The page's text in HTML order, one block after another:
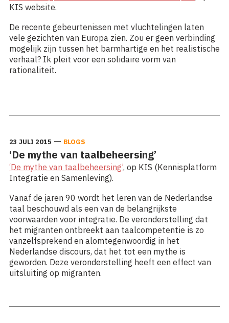
KIS website.
De recente gebeurtenissen met vluchtelingen laten
vele gezichten van Europa zien. Zou er geen verbinding
mogelijk zijn tussen het barmhartige en het realistische
verhaal? Ik pleit voor een solidaire vorm van
rationaliteit.
23 JULI 2015 — BLOGS
‘De mythe van taalbeheersing’
‘De mythe van taalbeheersing’, op KIS (Kennisplatform
Integratie en Samenleving).
Vanaf de jaren 90 wordt het leren van de Nederlandse
taal beschouwd als een van de belangrijkste
voorwaarden voor integratie. De veronderstelling dat
het migranten ontbreekt aan taalcompetentie is zo
vanzelfsprekend en alomtegenwoordig in het
Nederlandse discours, dat het tot een mythe is
geworden. Deze veronderstelling heeft een effect van
uitsluiting op migranten.